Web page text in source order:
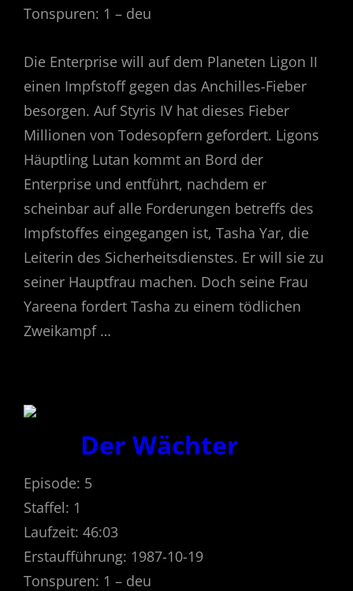
Tonspuren: 1 – deu
Die Enterprise will auf dem Planeten Ligon II
einen Impfstoff gegen das Anchilles-Fieber
besorgen. Auf Styris IV hat dieses Fieber
Millionen von Todesopfern gefordert. Ligons
Häuptling Lutan kommt an Bord der
Enterprise und entführt, nachdem er
scheinbar auf alle Forderungen betreffs des
Impfstoffes eingegangen ist, Tasha Yar, die
Leiterin des Sicherheitsdienstes. Er will sie zu
seiner Hauptfrau machen. Doch seine Frau
Yareena fordert Tasha zu einem tödlichen
Zweikampf …
Der Wächter
Episode: 5
Staffel: 1
Laufzeit: 46:03
Erstaufführung: 1987-10-19
Tonspuren: 1 – deu